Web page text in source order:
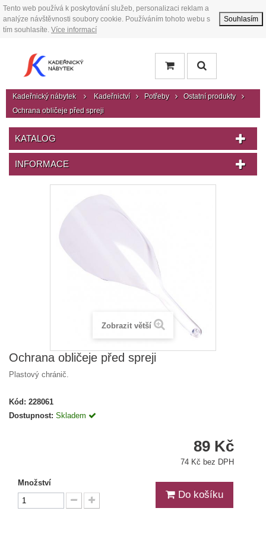
Tento web používá k poskytování služeb, personalizaci reklam a
analýze návštěvnosti soubory cookie. Používáním tohoto webu s
tím souhlasíte. Více informací
Souhlasím
Kadeřnický nábytek Kadeřnictví Potřeby
Ostatní produkty
Ochrana obličeje před spreji
KATALOG
INFORMACE
Zobrazit větší
Ochrana obličeje před spreji
Plastový chránič.
Kód: 228061
Dostupnost: Skladem
89 Kč
74 Kč bez DPH
Množství
Do košíku